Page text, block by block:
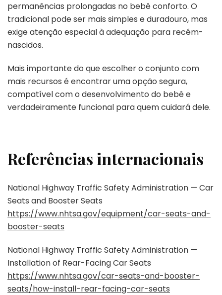
permanências prolongadas no bebê conforto. O
tradicional pode ser mais simples e duradouro, mas
exige atenção especial à adequação para recém-
nascidos.
Mais importante do que escolher o conjunto com
mais recursos é encontrar uma opção segura,
compatível com o desenvolvimento do bebê e
verdadeiramente funcional para quem cuidará dele.
Referências internacionais
National Highway Traffic Safety Administration — Car
Seats and Booster Seats
https://www.nhtsa.gov/equipment/car-seats-and-
booster-seats
National Highway Traffic Safety Administration —
Installation of Rear-Facing Car Seats
https://www.nhtsa.gov/car-seats-and-booster-
seats/how-install-rear-facing-car-seats